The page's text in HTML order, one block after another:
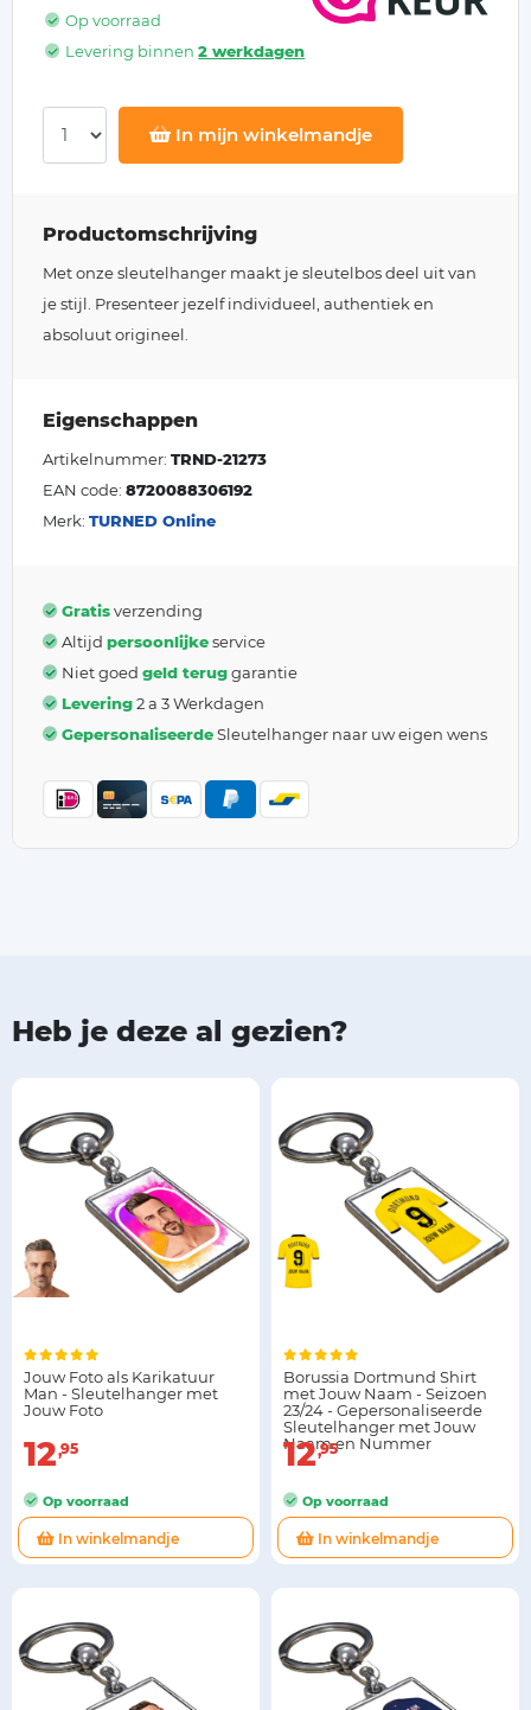
Op voorraad
Levering binnen2 werkdagen
In mijn winkelmandje
Productomschrijving
Met onze sleutelhanger maakt je sleutelbos deel uit van
je stijl. Presenteer jezelf individueel, authentiek en
absoluut origineel.
Eigenschappen
Artikelnummer: TRND-21273
EAN code: 8720088306192
Merk: TURNED Online
Gratisverzending
Altijd persoonlijkeservice
Niet goed geld teruggarantie
Levering2 a 3 Werkdagen
GepersonaliseerdeSleutelhanger naar uw eigen wens
Heb je deze al gezien?
Jouw Foto als Karikatuur
Man - Sleutelhanger met
Jouw Foto
12 95
Op voorraad
In winkelmandje
Borussia Dortmund Shirt
met Jouw Naam - Seizoen
23/24 - Gepersonaliseerde
Sleutelhanger met Jouw
Naam en Nummer
12 95
Op voorraad
In winkelmandje